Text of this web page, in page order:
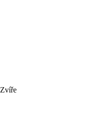
Zvíře